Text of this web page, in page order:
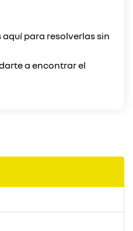
aquí para resolverlas sin
a encontrar el